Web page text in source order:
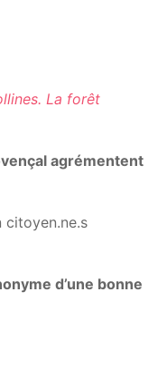
La forêt
agrémentent
citoyen.ne.s
d’une bonne